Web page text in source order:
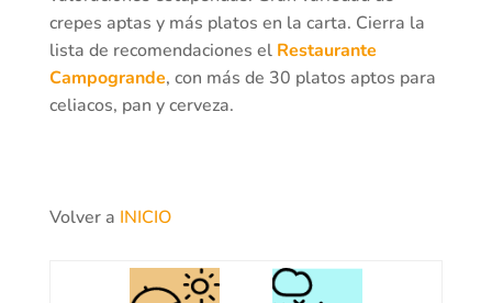
crepes aptas y más platos en la carta. Cierra la
lista de recomendaciones el Restaurante
Campogrande, con más de 30 platos aptos para
celiacos, pan y cerveza.
Volver a INICIO